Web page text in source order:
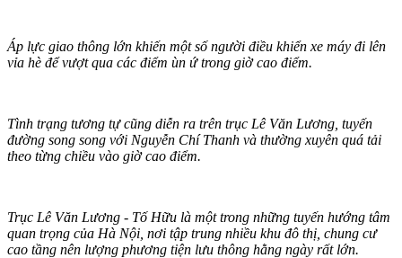
Áp lực giao thông lớn khiến một số người điều khiển xe máy đi lên
vỉa hè để vượt qua các điểm ùn ứ trong giờ cao điểm.
Tình trạng tương tự cũng diễn ra trên trục Lê Văn Lương, tuyến
đường song song với Nguyễn Chí Thanh và thường xuyên quá tải
theo từng chiều vào giờ cao điểm.
Trục Lê Văn Lương - Tố Hữu là một trong những tuyến hướng tâm
quan trọng của Hà Nội, nơi tập trung nhiều khu đô thị, chung cư
cao tầng nên lượng phương tiện lưu thông hằng ngày rất lớn.